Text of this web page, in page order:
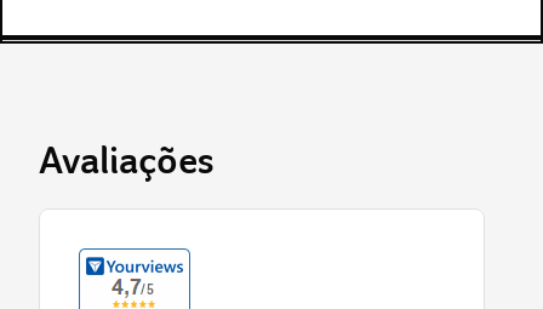
Avaliações